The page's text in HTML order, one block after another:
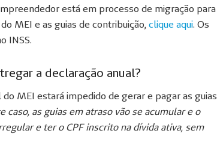
está em processo de migração para
MEI e as guias de contribuição, clique aqui. Os
INSS.
a declaração anual?
MEI estará impedido de gerar e pagar as guias
caso, as guias em atraso vão se acumular e o
e ter o CPF inscrito na dívida ativa, sem